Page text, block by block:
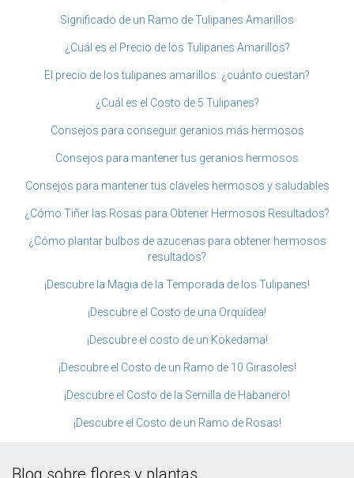
Significado de un Ramo de Tulipanes Amarillos
¿Cuál es el Precio de los Tulipanes Amarillos?
El precio de los tulipanes amarillos: ¿cuánto cuestan?
¿Cuál es el Costo de 5 Tulipanes?
Consejos para conseguir geranios más hermosos
Consejos para mantener tus geranios hermosos
Consejos para mantener tus claveles hermosos y saludables
¿Cómo Tiñer las Rosas para Obtener Hermosos Resultados?
¿Cómo plantar bulbos de azucenas para obtener hermosos
resultados?
¡Descubre la Magia de la Temporada de los Tulipanes!
¡Descubre el Costo de una Orquídea!
¡Descubre el costo de un Kokedama!
¡Descubre el Costo de un Ramo de 10 Girasoles!
¡Descubre el Costo de la Semilla de Habanero!
¡Descubre el Costo de un Ramo de Rosas!